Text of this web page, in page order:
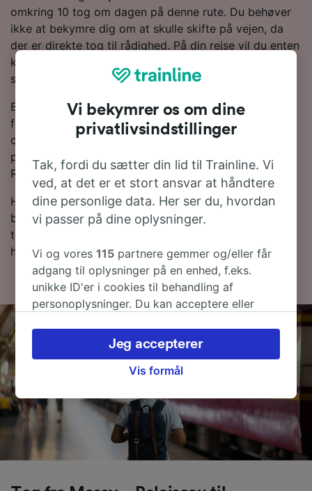
omkring 10 tog om dagen på denne rute. Du behøver
ikke at bekymre dig om at skulle skifte på vejen, da
der er direkte tog til rådighed. På din rejse vil du enten
køre med et SNCF- eller et TGV-tog, da de er de
største operatører af tjenester på denne rute.
Bestil togbilletter fra Massy—Palaiseau til Bordeaux i
forvejen i stedet for at købe dem på selve rejsedagen,
og du vil få de billigste billetpriser. Du kan tjekke
priser fra Massy—Palaiseau til Bordeaux i vores
Rejseplanlægger.
Hvis du er klar til at bestille, så begynd at lede efter
billige togbilletter med os i dag. Læs mere om
togrejsen til Bordeaux med tog samt vores togplan,
hvor du kan se de første og sidste togtider.
Vi bekymrer os om dine
privatlivsindstillinger
Tak, fordi du sætter din lid til Trainline. Vi
ved, at det er et stort ansvar at håndtere
dine personlige data. Her ser du, hvordan
vi passer på dine oplysninger.
Vi og vores115 partnere gemmer og/eller får
adgang til oplysninger på en enhed, f.eks.
unikke ID'er i cookies til behandling af
personoplysninger. Du kan acceptere eller
herunder din ret til at gøre indsigelse, hvor
legitim interesse bruges, eller når som helst på
siden om privatlivspolitik. Disse valg
browsingdata. Dine data vil ikke blive brugt til
sporingsformål, hvis du har bedt os om ikke at
Vis formål
Jeg accepterer